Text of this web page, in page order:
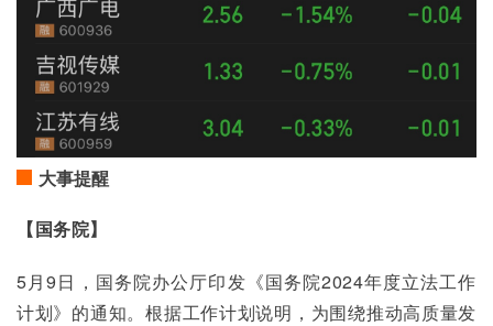
大事提醒
【国务院】
5月9日，国务院办公厅印发《国务院2024年度立法工作
计划》的通知。根据工作计划说明，为围绕推动高质量发